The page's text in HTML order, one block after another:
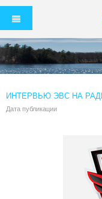
ИНТЕРВЬЮ ЭВС НА
Дата публикации